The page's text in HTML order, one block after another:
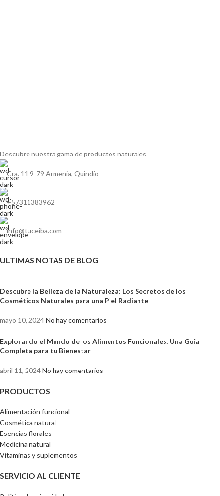
Descubre nuestra gama deproductos naturales
Cra. 11 9-79 Armenia, Quindío
+57311383962
info@tuceiba.com
ULTIMAS NOTAS DE BLOG
Descubre la Belleza de la Naturaleza: Los Secretos de los
Cosméticos Naturales para una Piel Radiante
mayo 10, 2024No hay comentarios
Explorando el Mundo de los Alimentos Funcionales: Una Guía
Completa para tu Bienestar
abril 11, 2024No hay comentarios
PRODUCTOS
Alimentación funcional
Cosmética natural
Esencias florales
Medicina natural
Vitaminas y suplementos
SERVICIO AL CLIENTE